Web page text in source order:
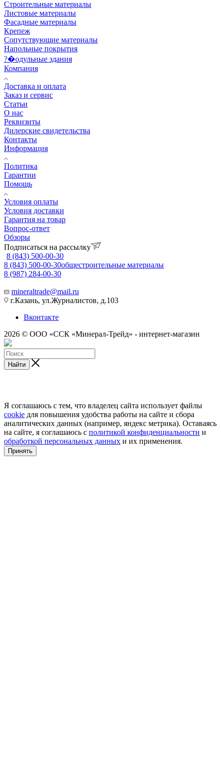
Строительные материалы
Листовые материалы
Фасадные материалы
Крепеж
Сопутствующие материалы
Напольные покрытия
?�одульные здания
Компания
Доставка и оплата
Заказ и сервис
Статьи
О нас
Реквизиты
Дилерские свидетельства
Контакты
Информация
Политика
Гарантии
Помощь
Условия оплаты
Условия доставки
Гарантия на товар
Вопрос-ответ
Обзоры
Подписаться на рассылку
8 (843) 500-00-30
8 (843) 500-00-30общестроительные материалы
8 (987) 284-00-30
mineraltrade@mail.ru
г.Казань, ул.Журналистов, д.103
Вконтакте
2026 © ООО «ССК «Минерал-Трейд» - интернет-магазин
Найти
Я соглашаюсь с тем, что владелец сайта использует файлы
cookie для повышения удобства работы на сайте и сбора
аналитических данных (например, яндекс метрика). Оставаясь
на сайте, я соглашаюсь с политикой конфиденциальности и
обработкой персональных данных и их применения.
Принять